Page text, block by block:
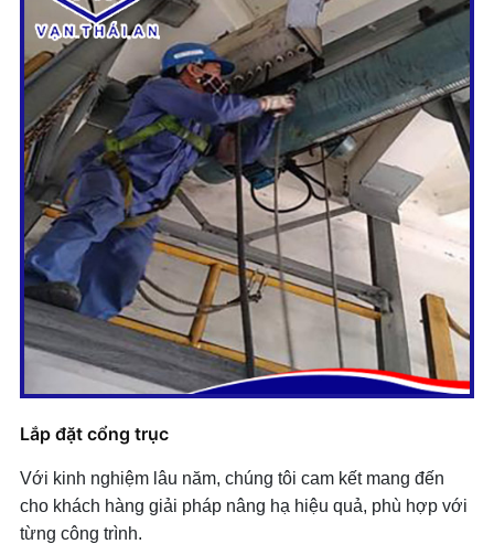
Điều Khiển Cầu Trục
Gầu Ngoạm
Gầu Ngoạm
Hộp Giảm Tốc
Hộp Giảm Tốc
Phanh
Mâm Từ
Xe Goong
Cabin Điều Khiển
Lắp đặt cổng trục
Với kinh nghiệm lâu năm, chúng tôi cam kết mang đến
cho khách hàng giải pháp nâng hạ hiệu quả, phù hợp với
từng công trình.